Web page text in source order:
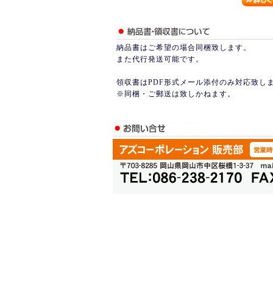
納品書はご希望の場合同梱致します。
また代行発送可能です。
領収書はPDF形式メール添付のみ対応致し
※同梱・ご郵送は致しかねます。